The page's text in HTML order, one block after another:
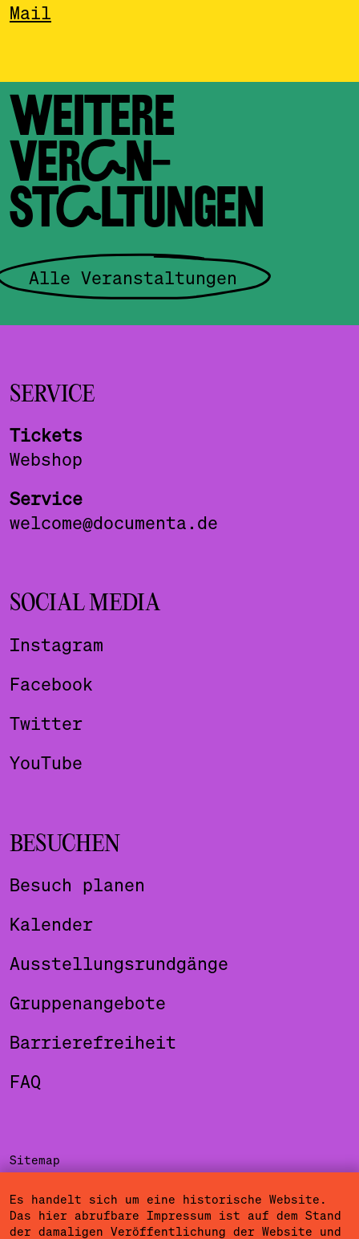
Mail
WEITERE
VERAN­
STALTUNGEN
Alle Veranstaltungen
SERVICE
Tickets
Webshop
Service
welcome@documenta.de
SOCIAL MEDIA
Instagram
Facebook
Twitter
YouTube
BESUCHEN
Besuch planen
Kalender
Ausstellungsrundgänge
Gruppenangebote
Barrierefreiheit
FAQ
Sitemap
Datenschutzerklärung
Es handelt sich um eine historische Website.
Das hier abrufbare Impressum ist auf dem Stand
der damaligen Veröffentlichung der Website und